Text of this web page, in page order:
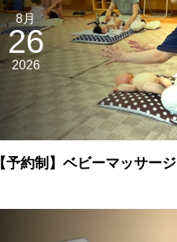
8月
26
2026
【予約制】ベビーマッサージ